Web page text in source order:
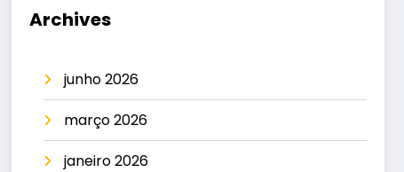
Archives
junho 2026
março 2026
janeiro 2026